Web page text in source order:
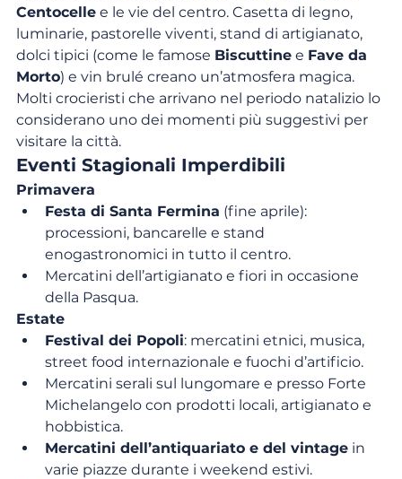
Centocelle e le vie del centro. Casetta di legno,
luminarie, pastorelle viventi, stand di artigianato,
dolci tipici (come le famose Biscuttine e Fave da
Morto) e vin brulé creano un’atmosfera magica.
Molti crocieristi che arrivano nel periodo natalizio lo
considerano uno dei momenti più suggestivi per
visitare la città.
Eventi Stagionali Imperdibili
Primavera
Festa di Santa Fermina (fine aprile):
processioni, bancarelle e stand
enogastronomici in tutto il centro.
Mercatini dell’artigianato e fiori in occasione
della Pasqua.
Estate
Festival dei Popoli: mercatini etnici, musica,
street food internazionale e fuochi d’artificio.
Mercatini serali sul lungomare e presso Forte
Michelangelo con prodotti locali, artigianato e
hobbistica.
Mercatini dell’antiquariato e del vintage in
varie piazze durante i weekend estivi.